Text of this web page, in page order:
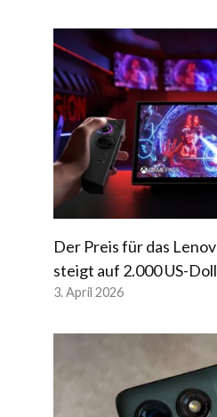
Der Preis für das
steigt auf 2.000 US-
3. April 2026